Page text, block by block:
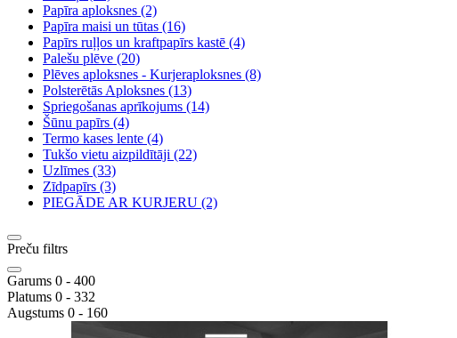
Papīra aploksnes (2)
Papīra maisi un tūtas (16)
Papīrs ruļļos un kraftpapīrs kastē (4)
Palešu plēve (20)
Plēves aploksnes - Kurjeraploksnes (8)
Polsterētās Aploksnes (13)
Spriegošanas aprīkojums (14)
Šūnu papīrs (4)
Termo kases lente (4)
Tukšo vietu aizpildītāji (22)
Uzlīmes (33)
Zīdpapīrs (3)
PIEGĀDE AR KURJERU (2)
Preču filtrs
Garums 0 - 400
Platums 0 - 332
Augstums 0 - 160